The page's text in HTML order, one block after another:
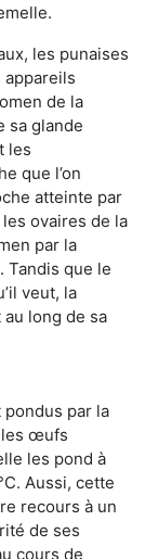
les punaises
appareils
de la
sa glande
les
que l’on
atteinte par
ovaires de la
par la
Tandis que le
veut, la
long de sa
par la
les œufs
les pond à
Aussi, cette
recours à un
de ses
cours de